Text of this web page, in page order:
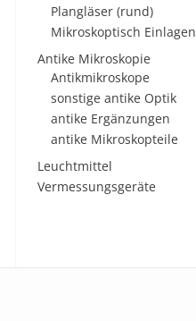
Plangläser (rund)
Mikroskoptisch Einlagen
Antike Mikroskopie
Antikmikroskope
sonstige antike Optik
antike Ergänzungen
antike Mikroskopteile
Leuchtmittel
Vermessungsgeräte